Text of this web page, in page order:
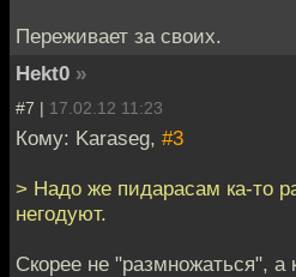
Переживает за своих.
Hekt0 »
#7 | 17.02.12 11:23
Кому: Karaseg, #3
> Надо же пидарасам ка-то
негодуют.
Скорее не "размножаться", а